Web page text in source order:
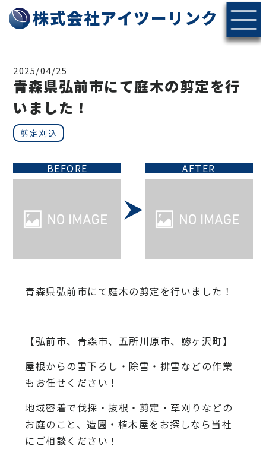
株式会社アイツーリンク
2025/04/25
青森県弘前市にて庭木の剪定を行
いました！
剪定刈込
BEFORE AFTER
青森県弘前市にて庭木の剪定を行いました！
【弘前市、青森市、五所川原市、鯵ヶ沢町】
屋根からの雪下ろし・除雪・排雪などの作業
もお任せください！
地域密着で伐採・抜根・剪定・草刈りなどの
お庭のこと、造園・ 植木屋をお探しなら当社
にご相談ください！